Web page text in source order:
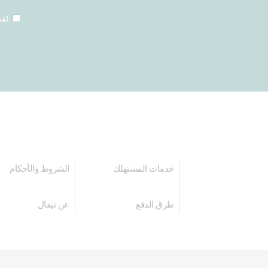
خدمات المستهلك الشروط والأحكام
طرق الدفع
عن تيفال